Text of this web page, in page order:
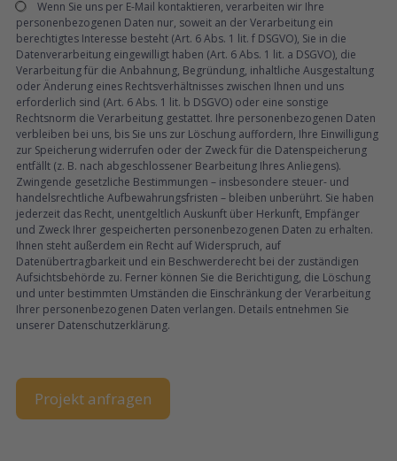
Wenn Sie uns per E-Mail kontaktieren, verarbeiten wir Ihre
personenbezogenen Daten nur, soweit an der Verarbeitung ein
berechtigtes Interesse besteht (Art. 6 Abs. 1 lit. f DSGVO), Sie in die
Datenverarbeitung eingewilligt haben (Art. 6 Abs. 1 lit. a DSGVO), die
Verarbeitung für die Anbahnung, Begründung, inhaltliche Ausgestaltung
oder Änderung eines Rechtsverhältnisses zwischen Ihnen und uns
erforderlich sind (Art. 6 Abs. 1 lit. b DSGVO) oder eine sonstige
Rechtsnorm die Verarbeitung gestattet. Ihre personenbezogenen Daten
verbleiben bei uns, bis Sie uns zur Löschung auffordern, Ihre Einwilligung
zur Speicherung widerrufen oder der Zweck für die Datenspeicherung
entfällt (z. B. nach abgeschlossener Bearbeitung Ihres Anliegens).
Zwingende gesetzliche Bestimmungen – insbesondere steuer- und
handelsrechtliche Aufbewahrungsfristen – bleiben unberührt. Sie haben
jederzeit das Recht, unentgeltlich Auskunft über Herkunft, Empfänger
und Zweck Ihrer gespeicherten personenbezogenen Daten zu erhalten.
Ihnen steht außerdem ein Recht auf Widerspruch, auf
Datenübertragbarkeit und ein Beschwerderecht bei der zuständigen
Aufsichtsbehörde zu. Ferner können Sie die Berichtigung, die Löschung
und unter bestimmten Umständen die Einschränkung der Verarbeitung
Ihrer personenbezogenen Daten verlangen. Details entnehmen Sie
unserer Datenschutzerklärung.
Projekt anfragen